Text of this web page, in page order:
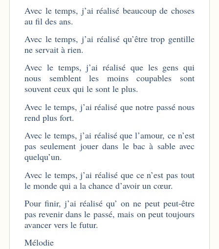
Avec le temps, j’ai réalisé beaucoup de choses
au fil des ans.
Avec le temps, j’ai réalisé qu’être trop gentille
ne servait à rien.
Avec le temps, j’ai réalisé que les gens qui
nous semblent les moins coupables sont
souvent ceux qui le sont le plus.
Avec le temps, j’ai réalisé que notre passé nous
rend plus fort.
Avec le temps, j’ai réalisé que l’amour, ce n’est
pas seulement jouer dans le bac à sable avec
quelqu’un.
Avec le temps, j’ai réalisé que ce n’est pas tout
le monde qui a la chance d’avoir un cœur.
Pour finir, j’ai réalisé qu’ on ne peut peut-être
pas revenir dans le passé, mais on peut toujours
avancer vers le futur.
Mélodie